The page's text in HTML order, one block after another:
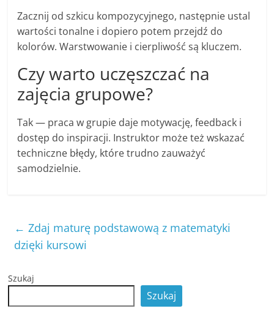
Zacznij od szkicu kompozycyjnego, następnie ustal
wartości tonalne i dopiero potem przejdź do
kolorów. Warstwowanie i cierpliwość są kluczem.
Czy warto uczęszczać na
zajęcia grupowe?
Tak — praca w grupie daje motywację, feedback i
dostęp do inspiracji. Instruktor może też wskazać
techniczne błędy, które trudno zauważyć
samodzielnie.
← Zdaj maturę podstawową z matematyki
dzięki kursowi
Szukaj
Szukaj